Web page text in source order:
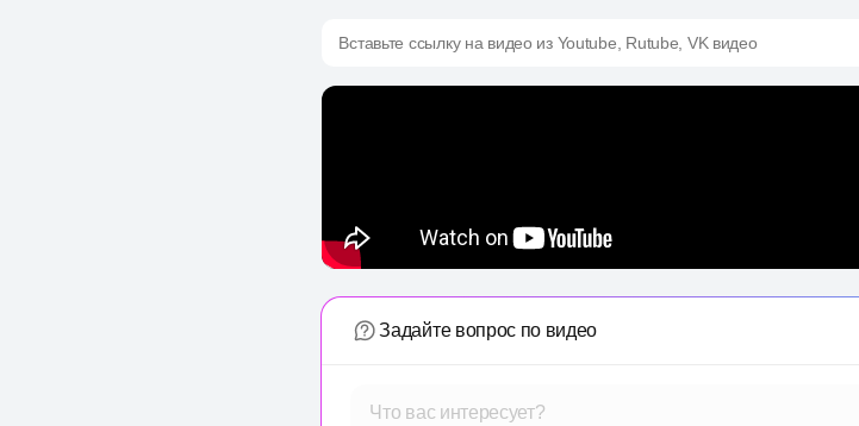
Вставьте ссылку на видео из Youtube, Rutube, VK видео
Задайте вопрос по видео
Что вас интересует?